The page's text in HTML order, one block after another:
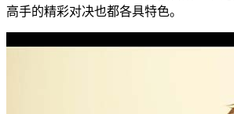
高手的精彩对决也都各具特色。